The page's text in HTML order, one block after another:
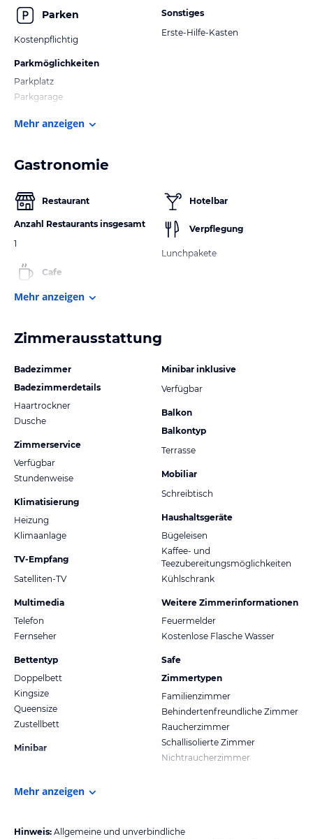
Parken
Kostenpflichtig
Parkmöglichkeiten
Parkplatz
Parkgarage
Sonstiges
Erste-Hilfe-Kasten
Mehr anzeigen
Gastronomie
Restaurant
Anzahl Restaurants insgesamt
1
Cafe
Hotelbar
Verpflegung
Lunchpakete
Mehr anzeigen
Zimmerausstattung
Badezimmer
Badezimmerdetails
Haartrockner
Dusche
Zimmerservice
Verfügbar
Stundenweise
Klimatisierung
Heizung
Klimaanlage
TV-Empfang
Satelliten-TV
Multimedia
Telefon
Fernseher
Bettentyp
Doppelbett
Kingsize
Queensize
Zustellbett
Minibar
Minibar inklusive
Verfügbar
Balkon
Balkontyp
Terrasse
Mobiliar
Schreibtisch
Haushaltsgeräte
Bügeleisen
Kaffee- und
Teezubereitungsmöglichkeiten
Kühlschrank
Weitere Zimmerinformationen
Feuermelder
Kostenlose Flasche Wasser
Safe
Zimmertypen
Familienzimmer
Behindertenfreundliche Zimmer
Raucherzimmer
Schallisolierte Zimmer
Nichtraucherzimmer
Mehr anzeigen
Hinweis: Allgemeine und unverbindliche